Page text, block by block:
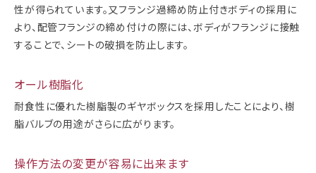
性が得られています。又フランジ過締め防止付きボディの採用に
より、配管フランジの締め付けの際には、ボディがフランジに接触
することで、シートの破損を防止します。
オール樹脂化
耐食性に優れた樹脂製のギヤボックスを採用したことにより、樹
脂バルブの用途がさらに広がります。
操作方法の変更が容易に出来ます